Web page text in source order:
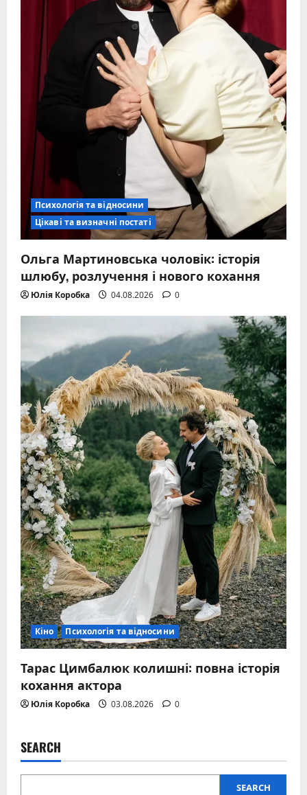
Психологія та відносини
Цікаві та визначні постаті
Ольга Мартиновська чоловік: історія
шлюбу, розлучення і нового кохання
Юлія Коробка 04.08.2026 0
Кіно Психологія та відносини
Тарас Цимбалюк колишні: повна історія
кохання актора
Юлія Коробка 03.08.2026 0
SEARCH
SEARCH